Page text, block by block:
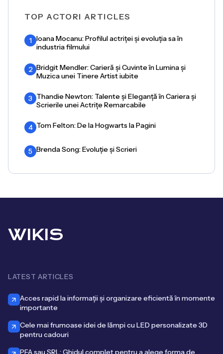
TOP ACTORI ARTICLES
1 Ioana Mocanu: Profilul actriței și evoluția sa în
industria filmului
2 Bridgit Mendler: Carieră și Cuvinte în Lumina și
Muzica unei Tinere Artist iubite
3 Thandie Newton: Talente și Eleganță în Cariera și
Scrierile unei Actrițe Remarcabile
4 Tom Felton: De la Hogwarts la Pagini
5 Brenda Song: Evoluție și Scrieri
WIKIS
LATEST ARTICLES
Acces rapid la informații și organizare eficientă în momente
importante
Cele mai frumoase idei de lămpi cu LED personalizate 3D
pentru cadouri
PFA sau SRL: Ghidul complet pentru a alege forma de